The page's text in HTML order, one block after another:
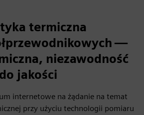
termiczna
—
niezawodność
jakości
internetowe na żądanie na temat
przy użyciu technologii pomiaru